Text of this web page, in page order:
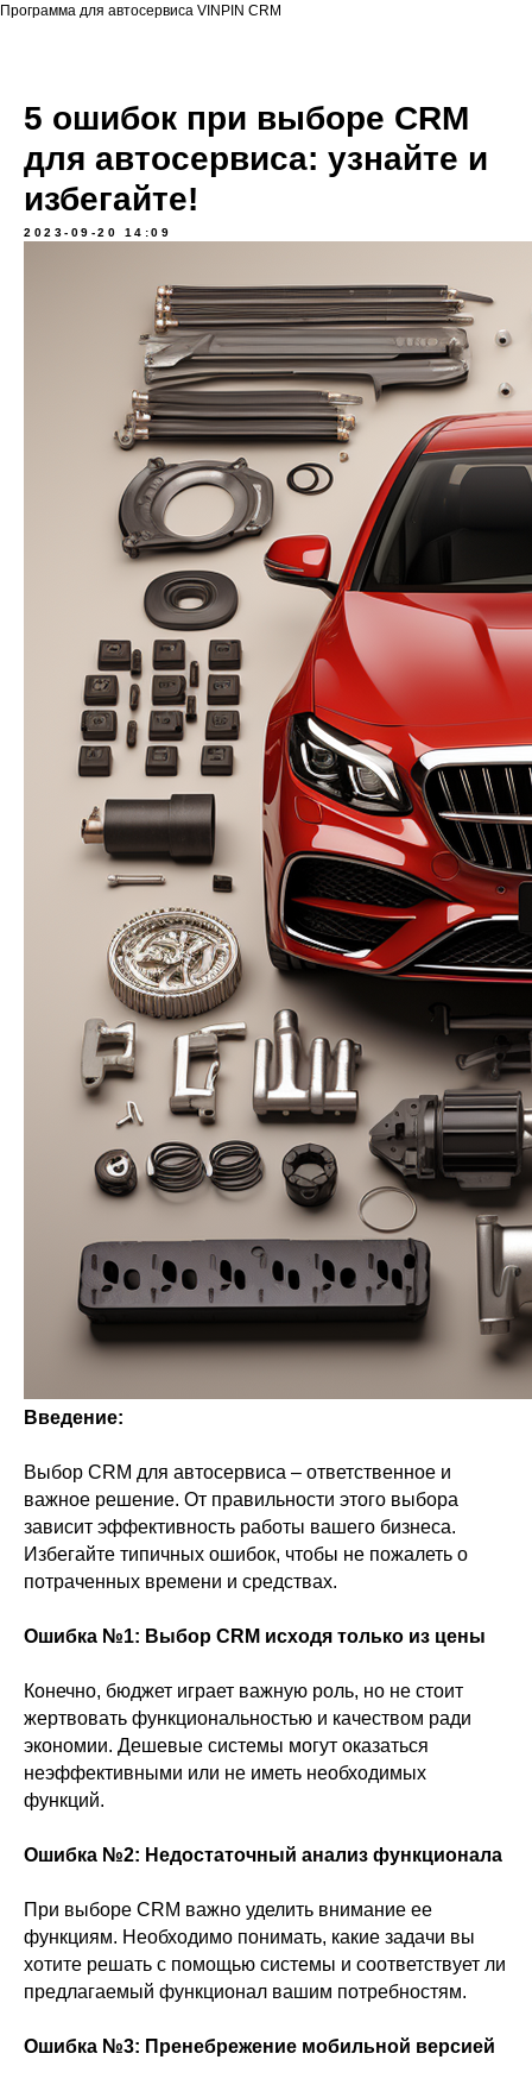
Программа для автосервиса VINPIN CRM
5 ошибок при выборе CRM
для автосервиса: узнайте и
избегайте!
2023-09-20 14:09
Введение:
Выбор CRM для автосервиса – ответственное и
важное решение. От правильности этого выбора
зависит эффективность работы вашего бизнеса.
Избегайте типичных ошибок, чтобы не пожалеть о
потраченных времени и средствах.
Ошибка №1: Выбор CRM исходя только из цены
Конечно, бюджет играет важную роль, но не стоит
жертвовать функциональностью и качеством ради
экономии. Дешевые системы могут оказаться
неэффективными или не иметь необходимых
функций.
Ошибка №2: Недостаточный анализ функционала
При выборе CRM важно уделить внимание ее
функциям. Необходимо понимать, какие задачи вы
хотите решать с помощью системы и соответствует ли
предлагаемый функционал вашим потребностям.
Ошибка №3: Пренебрежение мобильной версией